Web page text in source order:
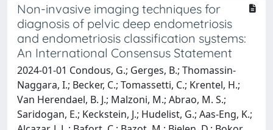
Non-invasive imaging techniques for
diagnosis of pelvic deep endometriosis
and endometriosis classification systems:
An International Consensus Statement
2024-01-01 Condous, G.; Gerges, B.; Thomassin-
Naggara, I.; Becker, C.; Tomassetti, C.; Krentel, H.;
Van Herendael, B. J.; Malzoni, M.; Abrao, M. S.;
Saridogan, E.; Keckstein, J.; Hudelist, G.; Aas-Eng, K.;